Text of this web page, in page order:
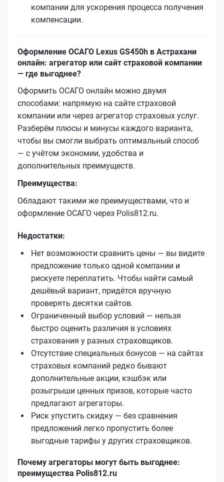
компании для ускорения процесса получения
компенсации.
Оформление ОСАГО Lexus GS450h в Астрахани
онлайн: агрегатор или сайт страховой компании
— где выгоднее?
Оформить ОСАГО онлайн можно двумя
способами: напрямую на сайте страховой
компании или через агрегатор страховых услуг.
Разберём плюсы и минусы каждого варианта,
чтобы вы смогли выбрать оптимальный способ
— с учётом экономии, удобства и
дополнительных преимуществ.
Преимущества:
Обладают такими же преимуществами, что и
оформление ОСАГО через Polis812.ru.
Недостатки:
Нет возможности сравнить цены — вы видите
предложение только одной компании и
рискуете переплатить. Чтобы найти самый
дешёвый вариант, придётся вручную
проверять десятки сайтов.
Ограниченный выбор условий — нельзя
быстро оценить различия в условиях
страхования у разных страховщиков.
Отсутствие специальных бонусов — на сайтах
страховых компаний редко бывают
дополнительные акции, кэшбэк или
розыгрыши ценных призов, которые часто
предлагают агрегаторы.
Риск упустить скидку — без сравнения
предложений легко пропустить более
выгодные тарифы у других страховщиков.
Почему агрегаторы могут быть выгоднее:
преимущества Polis812.ru